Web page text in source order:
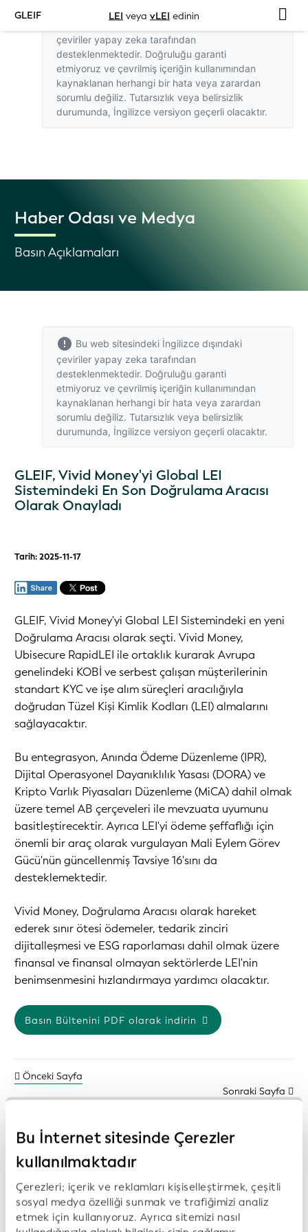
Bu İnternet sitesinde Çerezler
kullanılmaktadır
Çerezleri; içerik ve reklamları kişiselleştirmek, çeşitli
sosyal medya özelliği sunmak ve trafiğimizi analiz
etmek için kullanıyoruz. Ayrıca sitemizi nasıl
GLEIF LEI veya vLEI edinin
Bu web sitesindeki İngilizce dışındaki
çeviriler yapay zeka tarafından
desteklenmektedir. Doğruluğu garanti
etmiyoruz ve çevrilmiş içeriğin kullanımından
kaynaklanan herhangi bir hata veya zarardan
sorumlu değiliz. Tutarsızlık veya belirsizlik
durumunda, İngilizce versiyon geçerli olacaktır.
Haber Odası ve Medya
Basın Açıklamaları
Bu web sitesindeki İngilizce dışındaki
çeviriler yapay zeka tarafından
desteklenmektedir. Doğruluğu garanti
etmiyoruz ve çevrilmiş içeriğin kullanımından
kaynaklanan herhangi bir hata veya zarardan
sorumlu değiliz. Tutarsızlık veya belirsizlik
durumunda, İngilizce versiyon geçerli olacaktır.
GLEIF, Vivid Money'yi Global LEI
Sistemindeki En Son Doğrulama Aracısı
Olarak Onayladı
Tarih: 2025-11-17
GLEIF, Vivid Money'yi Global LEI Sistemindeki en yeni
Doğrulama Aracısı olarak seçti. Vivid Money,
Ubisecure RapidLEI ile ortaklık kurarak Avrupa
genelindeki KOBİ ve serbest çalışan müşterilerinin
standart KYC ve işe alım süreçleri aracılığıyla
doğrudan Tüzel Kişi Kimlik Kodları (LEI) almalarını
sağlayacaktır.
Bu entegrasyon, Anında Ödeme Düzenleme (IPR),
Dijital Operasyonel Dayanıklılık Yasası (DORA) ve
Kripto Varlık Piyasaları Düzenleme (MiCA) dahil olmak
üzere temel AB çerçeveleri ile mevzuata uyumunu
basitleştirecektir. Ayrıca LEI'yi ödeme şeffaflığı için
önemli bir araç olarak vurgulayan Mali Eylem Görev
Gücü'nün güncellenmiş Tavsiye 16'sını da
desteklemektedir.
Vivid Money, Doğrulama Aracısı olarak hareket
ederek sınır ötesi ödemeler, tedarik zinciri
dijitalleşmesi ve ESG raporlaması dahil olmak üzere
finansal ve finansal olmayan sektörlerde LEI'nin
benimsenmesini hızlandırmaya yardımcı olacaktır.
Basın Bültenini PDF olarak indirin
Önceki Sayfa
Sonraki Sayfa
Önceki basın açıklamaları:
Open Supply Hub, Wikimedia Deutschland ve